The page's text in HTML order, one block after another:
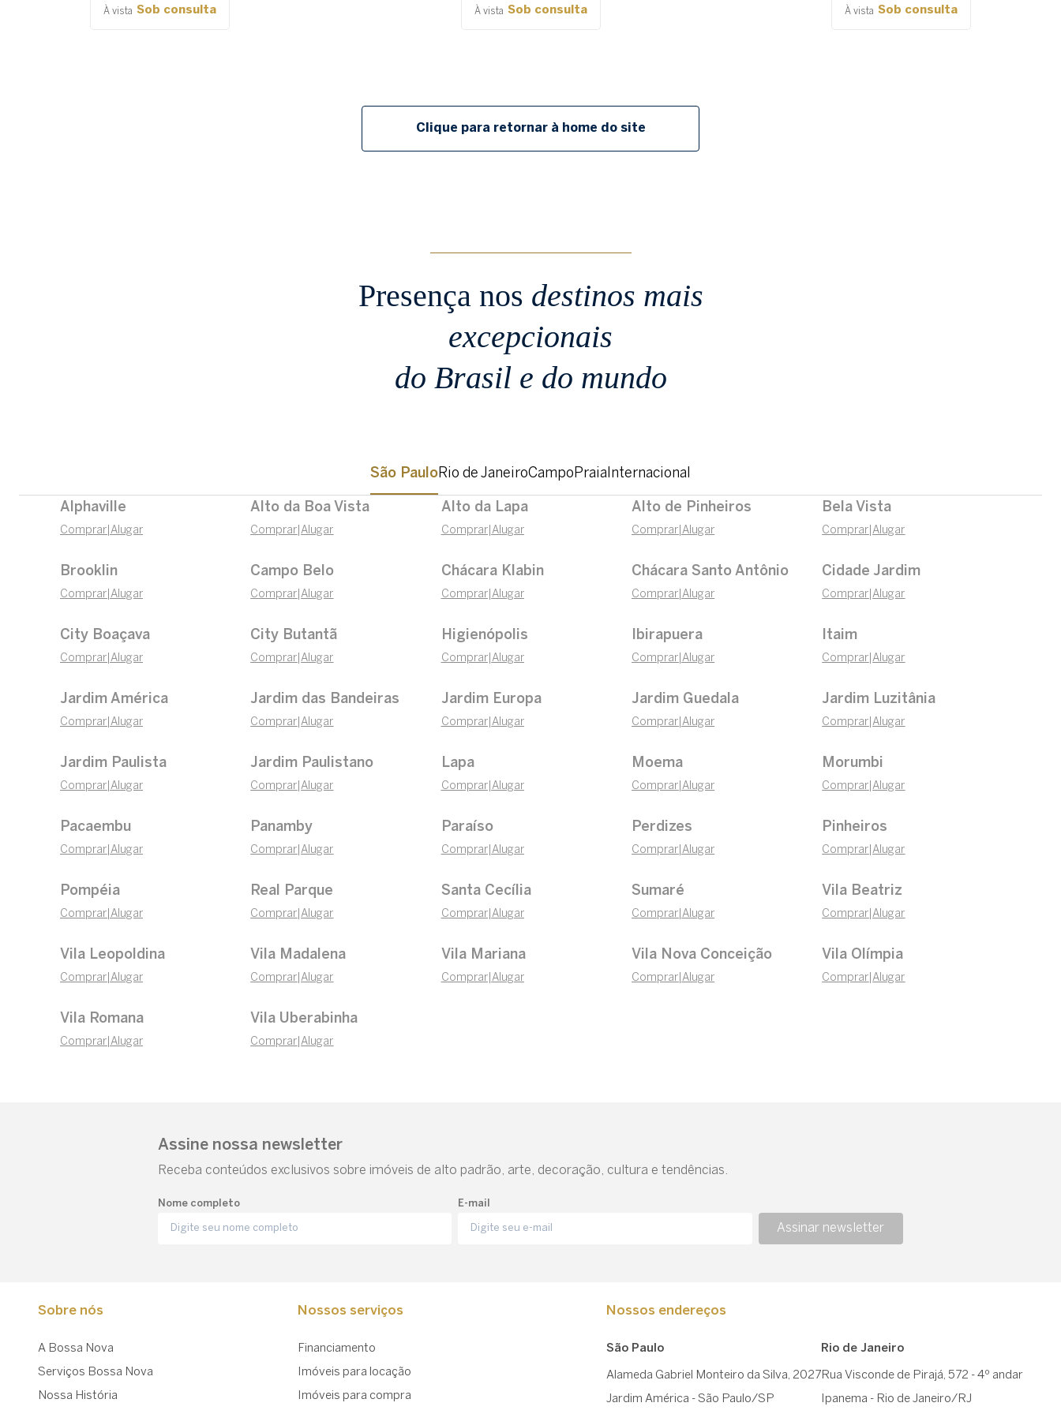
À vista Sob consulta À vista Sob consulta À vista Sob consulta
Clique para retornar à home do site
Presença nos destinos mais
excepcionais
do Brasil e do mundo
São PauloRio de JaneiroCampo Praia Internacional
Alphaville
Comprar Alugar
Alto da Boa Vista
Comprar |Alugar
Alto da Lapa
Comprar| Alugar
Alto de Pinheiros
Comprar |Alugar
Bela Vista
Comprar |Alugar
Brooklin
Comprar Alugar
Campo Belo
Comprar |Alugar
Chácara Klabin
Comprar| Alugar
Chácara Santo Antônio
Comprar |Alugar
Cidade Jardim
Comprar |Alugar
City Boaçava
Comprar Alugar
City Butantã
Comprar |Alugar
Higienópolis
Comprar| Alugar
Ibirapuera
Comprar |Alugar
Itaim
Comprar |Alugar
Jardim América
Comprar Alugar
Jardim das Bandeiras
Comprar |Alugar
Jardim Europa
Comprar| Alugar
Jardim Guedala
Comprar |Alugar
Jardim Luzitânia
Comprar |Alugar
Jardim Paulista
Comprar Alugar
Jardim Paulistano
Comprar |Alugar
Lapa
Comprar| Alugar
Moema
Comprar |Alugar
Morumbi
Comprar |Alugar
Pacaembu
Comprar Alugar
Panamby
Comprar |Alugar
Paraíso
Comprar| Alugar
Perdizes
Comprar |Alugar
Pinheiros
Comprar |Alugar
Pompéia
Comprar Alugar
Real Parque
Comprar |Alugar
Santa Cecília
Comprar| Alugar
Sumaré
Comprar |Alugar
Vila Beatriz
Comprar |Alugar
Vila Leopoldina
Comprar Alugar
Vila Madalena
Comprar |Alugar
Vila Mariana
Comprar| Alugar
Vila Nova Conceição
Comprar |Alugar
Vila Olímpia
Comprar |Alugar
Vila Romana
Comprar Alugar
Vila Uberabinha
Comprar |Alugar
Assine nossa newsletter
Receba conteúdos exclusivos sobre imóveis de alto padrão, arte, decoração, cultura e tendências.
Nome completo E-mail
Assinar newsletter
Sobre nós
A Bossa Nova
Serviços Bossa Nova
Nossa História
Nossos serviços
Financiamento
Imóveis para locação
Imóveis para compra
Nossos endereços
São Paulo
Alameda Gabriel Monteiro da Silva, 2027
Jardim América - São Paulo/SP
Rio de Janeiro
Rua Visconde de Pirajá, 572 - 4º andar
Ipanema - Rio de Janeiro/RJ